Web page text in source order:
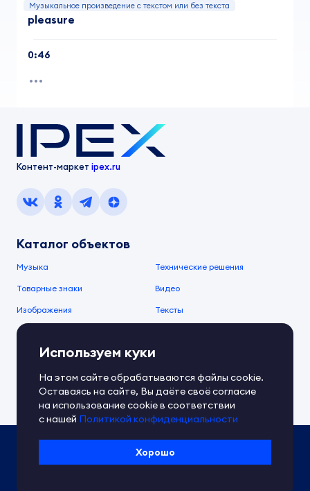
Музыкальное произведение с текстом или без текста
pleasure
0:46
Контент-маркет ipex.ru
Каталог объектов
Музыка Технические решения
Товарные знаки Видео
Изображения Тексты
О компании
О сервисе
Документы IPEX Справочный центр
Контакты Обратная связь
Политика IPEX по обработке ПД
Условия использования платформы
Используем куки
На этом сайте обрабатываются файлы cookie.
Оставаясь на сайте, Вы даёте своё согласие
на использование cookie в соответствии
с нашей Политикой конфиденциальности
Хорошо